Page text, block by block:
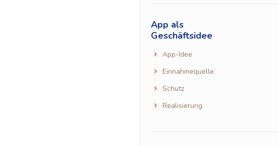
App als
Geschäftsidee
App-Idee
Einnahmequelle
Schutz
Realisierung